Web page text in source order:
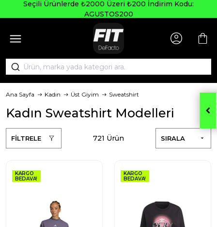
Seçili Ürünlerde ₺2000 Üzeri ₺200 İndirim Kodu:
AGUSTOS200
Ana Sayfa Kadın Üst Giyim Sweatshirt
Kadın Sweatshirt Modelleri
FİLTRELE SIRALA
721 Ürün
KARGO
BEDAVA!
KARGO
BEDAVA!